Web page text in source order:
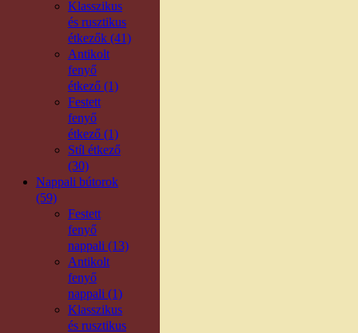
Klasszikus
és rusztikus
étkezők (41)
Antikolt
fenyő
étkező (1)
Festett
fenyő
étkező (1)
Stíl étkező
(30)
Nappali bútorok
(59)
Festett
fenyő
nappali (13)
Antikolt
fenyő
nappali (1)
Klasszikus
és rusztikus